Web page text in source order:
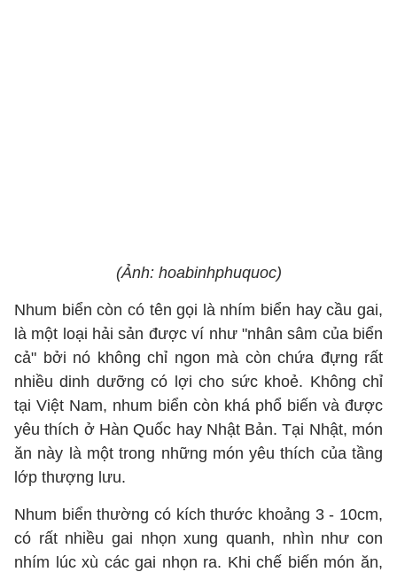
(Ảnh: hoabinhphuquoc)
Nhum biển còn có tên gọi là nhím biển hay cầu gai,
là một loại hải sản được ví như "nhân sâm của biển
cả" bởi nó không chỉ ngon mà còn chứa đựng rất
nhiều dinh dưỡng có lợi cho sức khoẻ. Không chỉ
tại Việt Nam, nhum biển còn khá phổ biến và được
yêu thích ở Hàn Quốc hay Nhật Bản. Tại Nhật, món
ăn này là một trong những món yêu thích của tầng
lớp thượng lưu.
Nhum biển thường có kích thước khoảng 3 - 10cm,
có rất nhiều gai nhọn xung quanh, nhìn như con
nhím lúc xù các gai nhọn ra. Khi chế biến món ăn,